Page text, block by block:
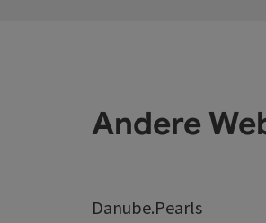
Andere
Danube.Pearls